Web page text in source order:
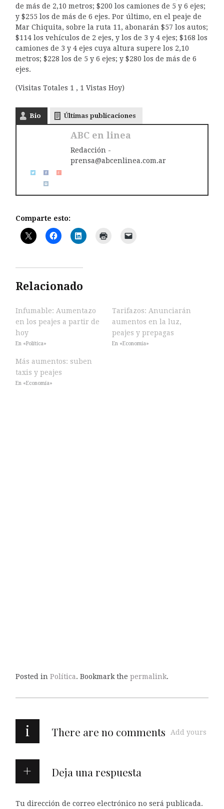
de más de 2,10 metros; $200 los camiones de 5 y 6 ejes;
y $255 los de más de 6 ejes. Por último, en el peaje de
Mar Chiquita, sobre la ruta 11, abonarán $57 los autos;
$114 los vehículos de 2 ejes, y los de 3 y 4 ejes; $168 los
camiones de 3 y 4 ejes cuya altura supere los 2,10
metros; $228 los de 5 y 6 ejes; y $280 los de más de 6
ejes.
(Visitas Totales 1 , 1 Vistas Hoy)
Bio Últimas publicaciones
ABC en linea
Redacción -
prensa@abcenlinea.com.ar
Comparte esto:
Relacionado
Infumable: Aumentazo
en los peajes a partir de
hoy
En «Política»
Tarifazos: Anunciarán
aumentos en la luz,
peajes y prepagas
En «Economía»
Más aumentos: suben
taxis y peajes
En «Economía»
Posted in Política. Bookmark the permalink.
i There are no comments Add yours
Deja una respuesta
Tu dirección de correo electrónico no será publicada.